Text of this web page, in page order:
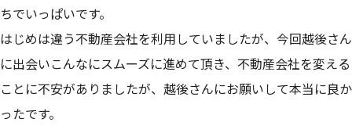
ちでいっぱいです。
はじめは違う不動産会社を利用していましたが、今回越後さん
に出会いこんなにスムーズに進めて頂き、不動産会社を変える
ことに不安がありましたが、越後さんにお願いして本当に良か
ったです。